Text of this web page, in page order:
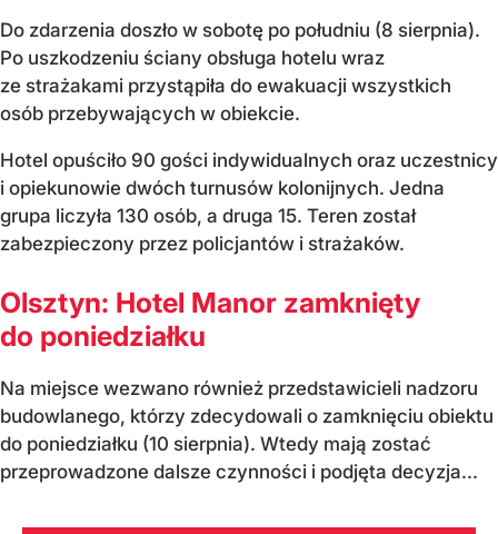
Do zdarzenia doszło w sobotę po południu (8 sierpnia).
Po uszkodzeniu ściany obsługa hotelu wraz
ze strażakami przystąpiła do ewakuacji wszystkich
osób przebywających w obiekcie.
Hotel opuściło 90 gości indywidualnych oraz uczestnicy
i opiekunowie dwóch turnusów kolonijnych. Jedna
grupa liczyła 130 osób, a druga 15. Teren został
zabezpieczony przez policjantów i strażaków.
Olsztyn: Hotel Manor zamknięty
do poniedziałku
Na miejsce wezwano również przedstawicieli nadzoru
budowlanego, którzy zdecydowali o zamknięciu obiektu
do poniedziałku (10 sierpnia). Wtedy mają zostać
przeprowadzone dalsze czynności i podjęta decyzja...